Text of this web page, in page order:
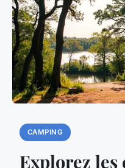
CAMPING
Explorez les